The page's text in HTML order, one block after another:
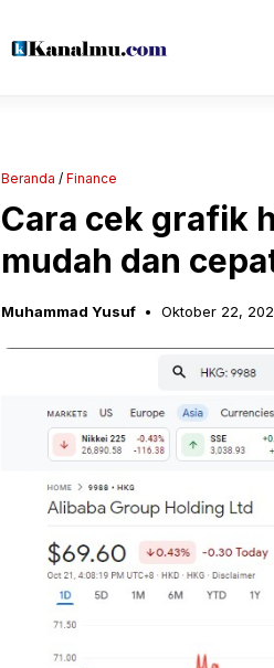
Beranda / Finance
Cara cek grafik
mudah dan
Muhammad Yusuf Oktober 22,